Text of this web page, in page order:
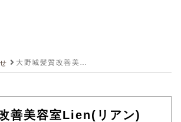
大野城髪質改善美容室Lien(リアン)『美髪チャージプレミアムトリートメントヒト幹細胞コース』のお客様です！
善美容室Lien(リアン)